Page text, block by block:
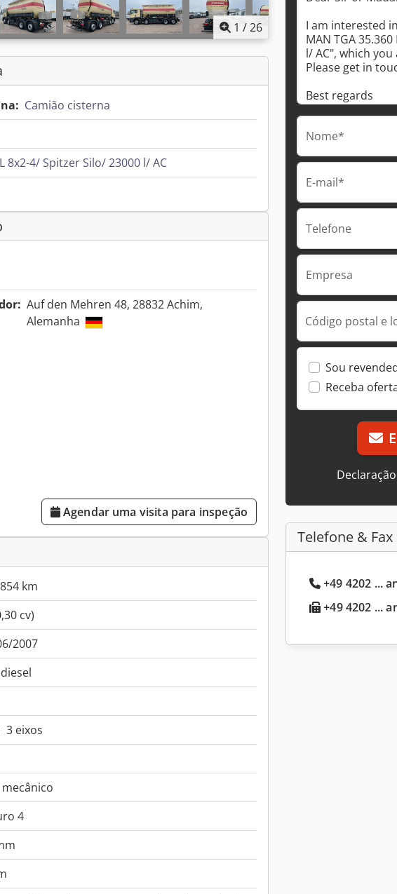
1 /26
Camião cisterna
8x2-4/ Spitzer Silo/ 23000 l/ AC
Auf den Mehren 48, 28832 Achim,
Alemanha
Agendar uma visita para inspeção
km
cv)
2007
diesel
3 eixos
mecânico
4
Nome*
E-mail*
Telefone
Empresa
Código postal e
Sou
Receba
Telefone & Fax
+49 4202 ...
+49 4202 ...